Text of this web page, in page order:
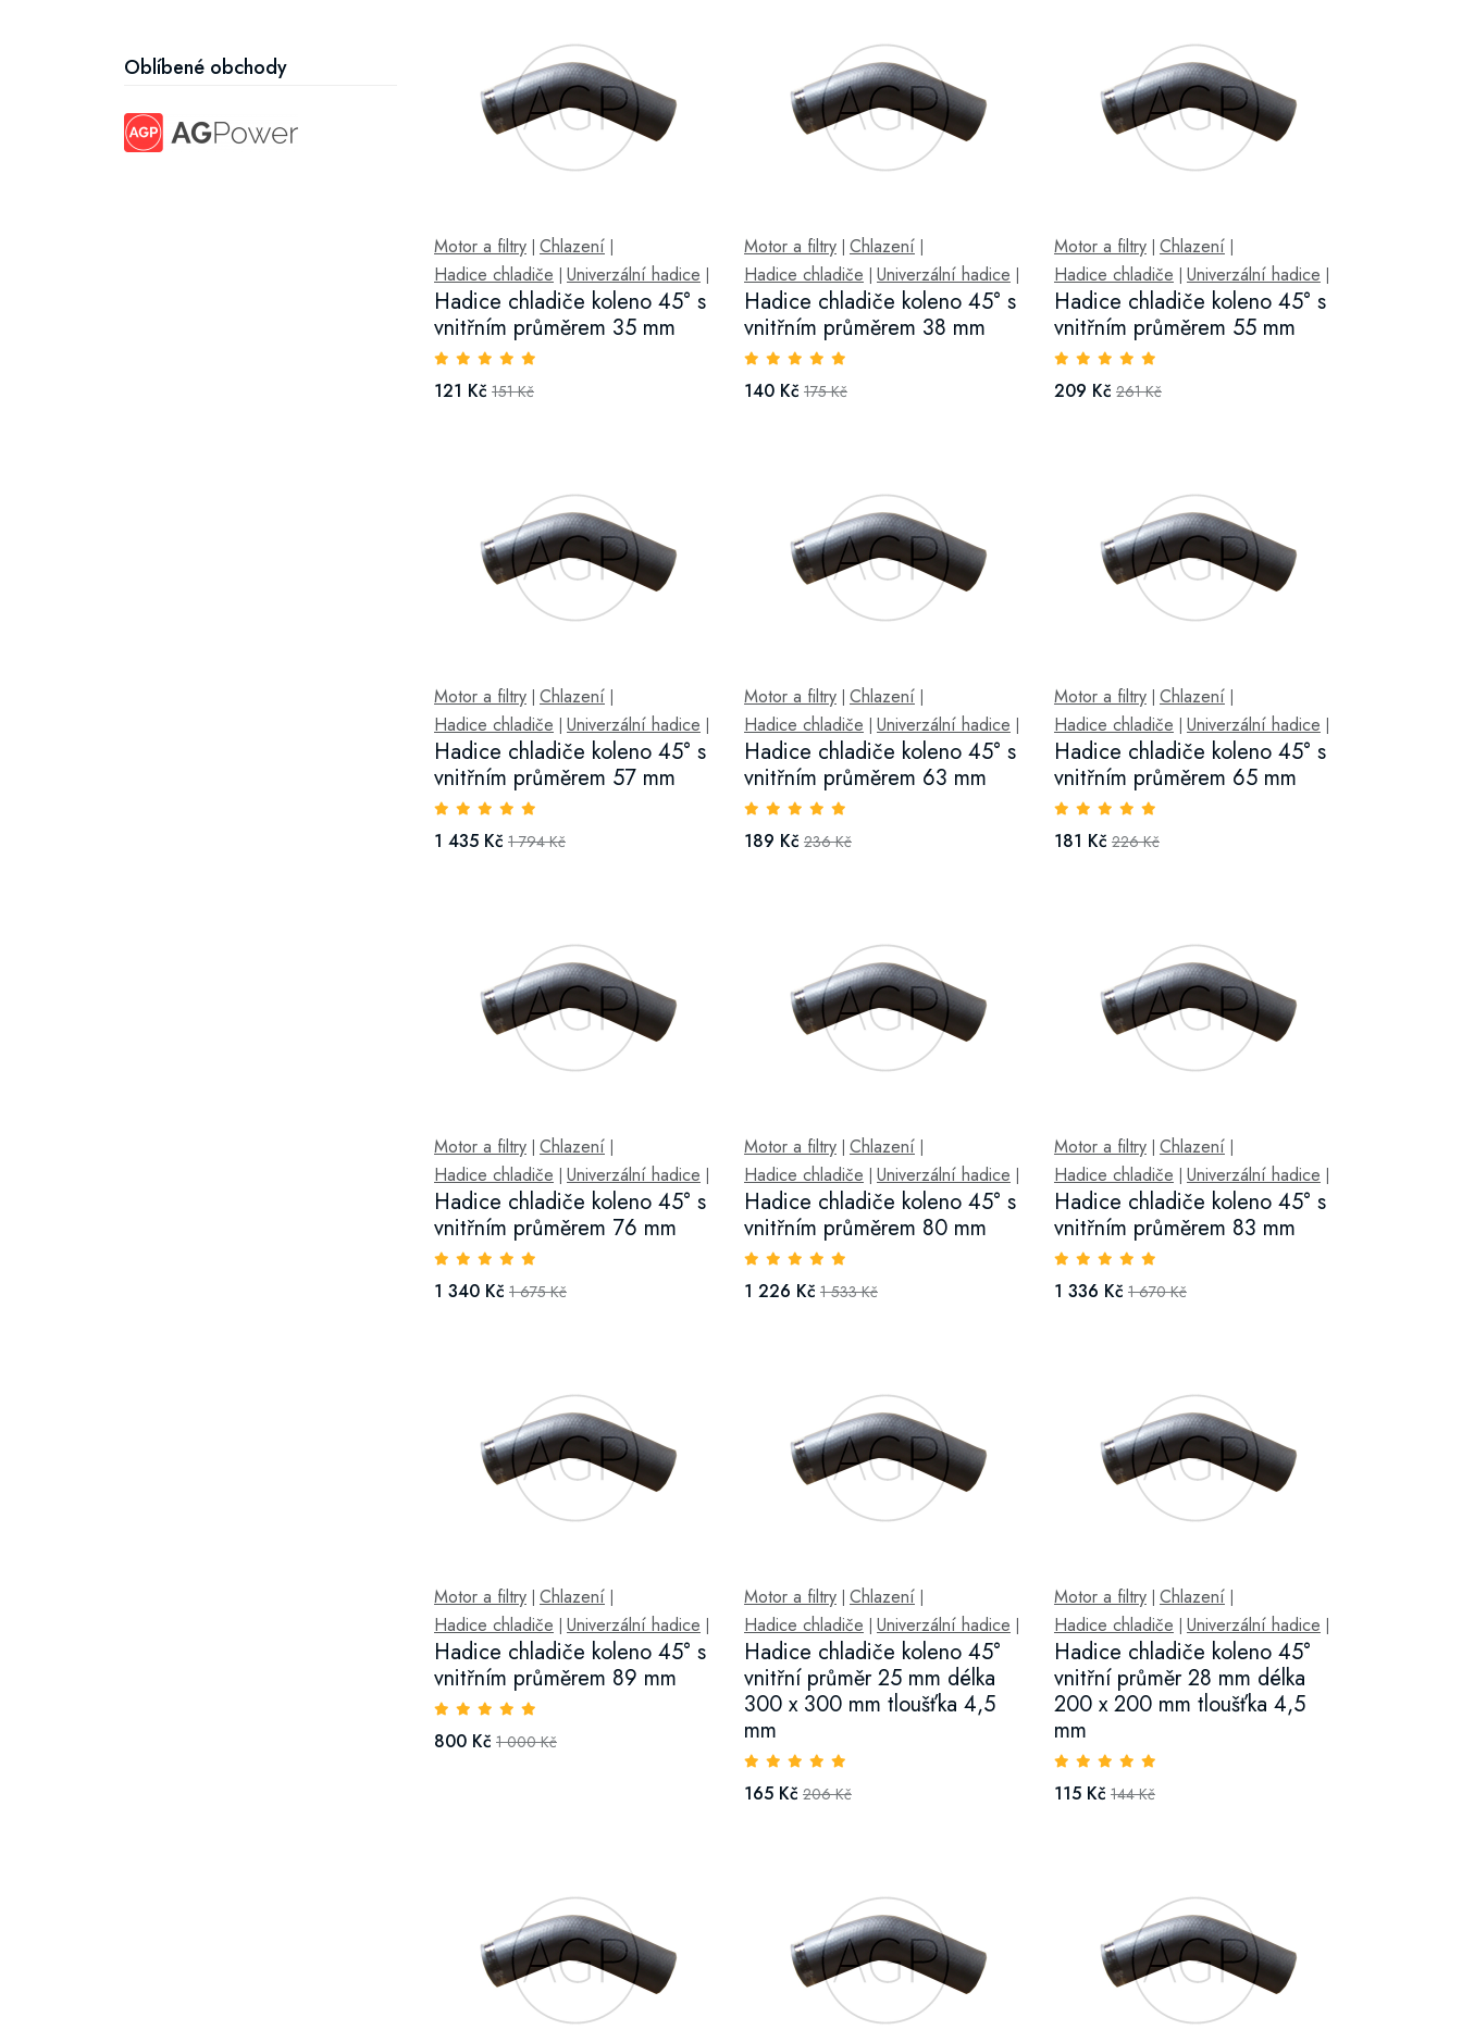
Oblíbené obchody
Motor a filtry Chlazení
Hadice chladiče Univerzální hadice
Hadice chladiče koleno 45° s
vnitřním průměrem 35 mm
121 Kč 151 Kč
Motor a filtry| Chlazení|
Hadice chladiče Univerzální hadice
Hadice chladiče koleno 45° s
vnitřním průměrem 38 mm
140 Kč 175 Kč
Motor a filtry| Chlazení|
Hadice chladiče Univerzální hadice
Hadice chladiče koleno 45° s
vnitřním průměrem 55 mm
209 Kč 261 Kč
Motor a filtry Chlazení
Hadice chladiče Univerzální hadice
Hadice chladiče koleno 45° s
vnitřním průměrem 57 mm
1 435 Kč 1 794 Kč
Motor a filtry| Chlazení|
Hadice chladiče Univerzální hadice
Hadice chladiče koleno 45° s
vnitřním průměrem 63 mm
189 Kč 236 Kč
Motor a filtry| Chlazení|
Hadice chladiče Univerzální hadice
Hadice chladiče koleno 45° s
vnitřním průměrem 65 mm
181 Kč 226 Kč
Motor a filtry Chlazení
Hadice chladiče Univerzální hadice
Hadice chladiče koleno 45° s
vnitřním průměrem 76 mm
1 340 Kč 1 675 Kč
Motor a filtry| Chlazení|
Hadice chladiče Univerzální hadice
Hadice chladiče koleno 45° s
vnitřním průměrem 80 mm
1 226 Kč 1 533 Kč
Motor a filtry| Chlazení|
Hadice chladiče Univerzální hadice
Hadice chladiče koleno 45° s
vnitřním průměrem 83 mm
1 336 Kč 1 670 Kč
Motor a filtry Chlazení
Hadice chladiče Univerzální hadice
Hadice chladiče koleno 45° s
vnitřním průměrem 89 mm
800 Kč 1 000 Kč
Motor a filtry| Chlazení|
Hadice chladiče Univerzální hadice
Hadice chladiče koleno 45°
vnitřní průměr 25 mm délka
300 x 300 mm tloušťka 4,5
mm
165 Kč 206 Kč
Motor a filtry| Chlazení|
Hadice chladiče Univerzální hadice
Hadice chladiče koleno 45°
vnitřní průměr 28 mm délka
200 x 200 mm tloušťka 4,5
mm
115 Kč 144 Kč